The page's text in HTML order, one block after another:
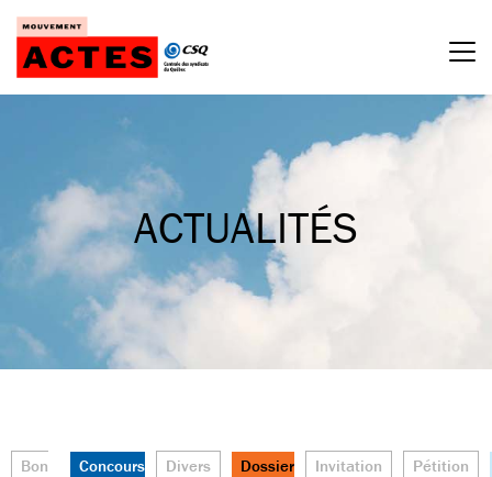
Passer
contenu
ACTUALITÉS
Bon
Concours
Divers
Dossier
Invitation
Pétition